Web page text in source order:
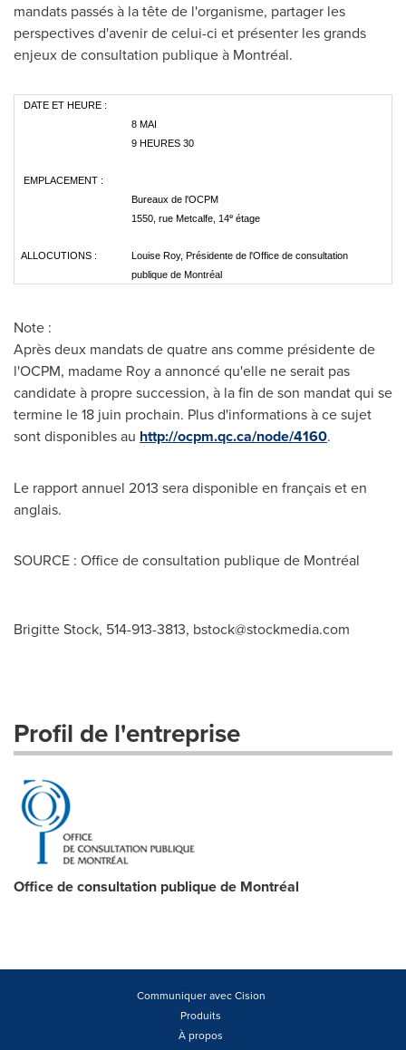
mandats passés à la tête de l'organisme, partager les
perspectives d'avenir de celui-ci et présenter les grands
enjeux de consultation publique à Montréal.
DATE ET HEURE :
8 MAI
9 HEURES 30
EMPLACEMENT :
Bureaux de l'OCPM
1550, rue Metcalfe, 14e étage
ALLOCUTIONS :
Louise Roy, Présidente de l'Office de consultation
publique de Montréal
Note :
Après deux mandats de quatre ans comme présidente de
l'OCPM, madame Roy a annoncé qu'elle ne serait pas
candidate à propre succession, à la fin de son mandat qui se
termine le 18 juin prochain. Plus d'informations à ce sujet
sont disponibles au http://ocpm.qc.ca/node/4160.
Le rapport annuel 2013 sera disponible en français et en
anglais.
SOURCE : Office de consultation publique de Montréal
Brigitte Stock, 514-913-3813, bstock@stockmedia.com
Profil de l'entreprise
Office de consultation publique de Montréal
Communiquer avec Cision
Produits
À propos